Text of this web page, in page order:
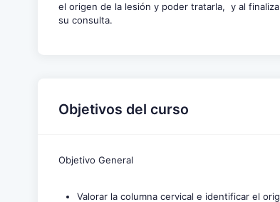
el origen de la lesión y poder tratarla, y al
su consulta.
Objetivos del curso
Objetivo General
Valorar la columna cervical e identificar el